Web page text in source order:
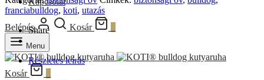
Belépés Kosár
Menu
Kosár
franciabulldog, koti, utazás
Share
Részletes leírás